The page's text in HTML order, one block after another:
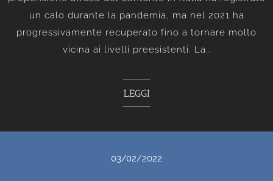
un calo durante la pandemia, ma nel 2021 ha
progressivamente recuperato fino a tornare molto
vicina ai livelli preesistenti. La..
LEGGI
03/02/2022